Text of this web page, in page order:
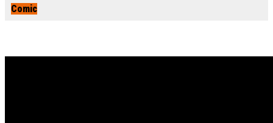
Comic